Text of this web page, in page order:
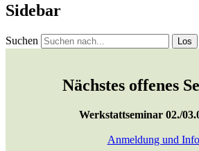
Sidebar
Suchen
Nächstes offenes
Werkstattseminar 02./
Anmeldung und